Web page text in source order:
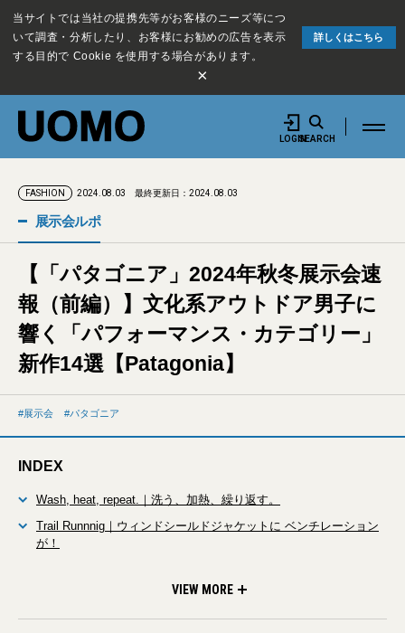
当サイトでは当社の提携先等がお客様のニーズ等につ
いて調査・分析したり、お客様にお勧めの広告を表示
する目的で Cookie を使用する場合があります。
詳しくはこちら
×
LOGINSEARCH
FASHION 2024.08.03 最終更新日：2024.08.03
展示会ルポ
【「パタゴニア」2024年秋冬展示会速
報（前編）】文化系アウトドア男子に
響く「パフォーマンス・カテゴリー」
新作14選【Patagonia】
展示会 パタゴニア
INDEX
Wash, heat, repeat.｜洗う、加熱、繰り返す。
Trail Runnnig｜ウィンドシールドジャケットに ベンチレーション
が！
VIEW MORE